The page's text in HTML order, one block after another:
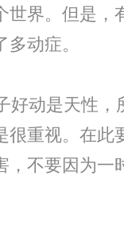
界。但是，
动症。
动是天性，
很重视。在此
，不要因为一